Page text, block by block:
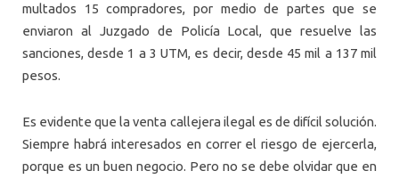
multados 15 compradores, por medio de partes que se
enviaron al Juzgado de Policía Local, que resuelve las
sanciones, desde 1 a 3 UTM, es decir, desde 45 mil a 137 mil
pesos.
Es evidente que la venta callejera ilegal es de difícil solución.
Siempre habrá interesados en correr el riesgo de ejercerla,
porque es un buen negocio. Pero no se debe olvidar que en